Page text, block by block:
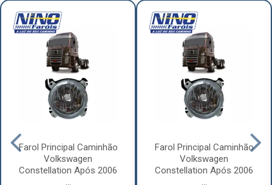
Farol Principal Caminhão
Volkswagen
Constellation Após 2006
...
Farol Principal Caminhão
Volkswagen
Constellation Após 2006
...